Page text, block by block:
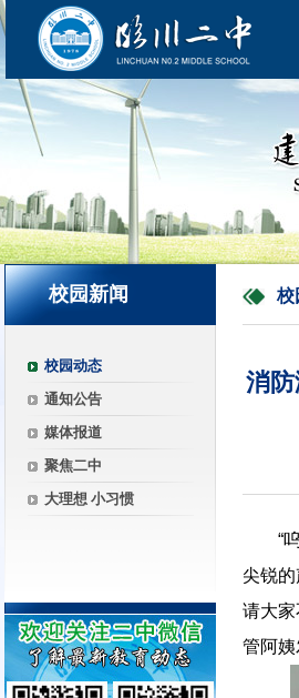
校园新闻
校园动态
通知公告
媒体报道
聚焦二中
大理想 小习惯
校
消
“
尖锐
请大
管阿